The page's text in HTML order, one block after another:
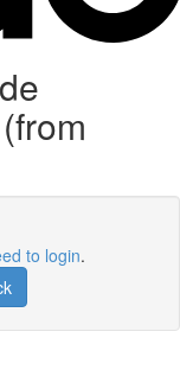
to login.